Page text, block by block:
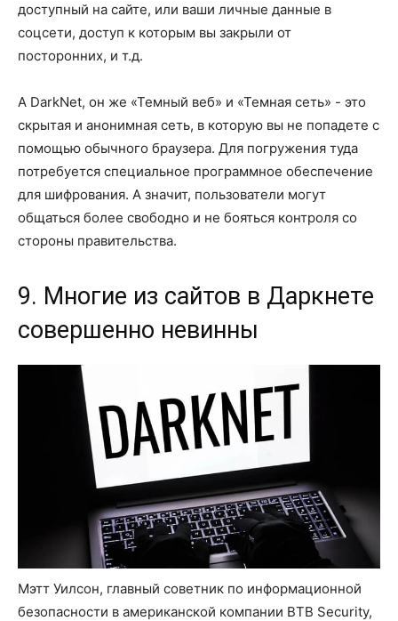
доступный на сайте, или ваши личные данные в
соцсети, доступ к которым вы закрыли от
посторонних, и т.д.
А DarkNet, он же «Темный веб» и «Темная сеть» - это
скрытая и анонимная сеть, в которую вы не попадете с
помощью обычного браузера. Для погружения туда
потребуется специальное программное обеспечение
для шифрования. А значит, пользователи могут
общаться более свободно и не бояться контроля со
стороны правительства.
9. Многие из сайтов в Даркнете
совершенно невинны
Мэтт Уилсон, главный советник по информационной
безопасности в американской компании BTB Security,